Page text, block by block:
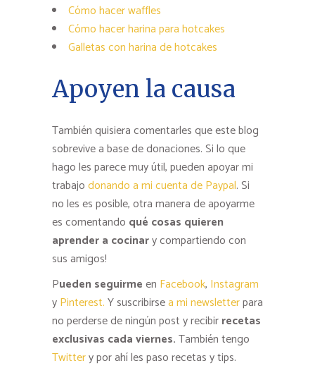
Cómo hacer waffles
Cómo hacer harina para hotcakes
Galletas con harina de hotcakes
Apoyen la causa
También quisiera comentarles que este blog
sobrevive a base de donaciones. Si lo que
hago les parece muy útil, pueden apoyar mi
trabajodonando a mi cuenta de Paypal. Si
no les es posible, otra manera de apoyarme
es comentando qué cosas quieren
aprender a cocinary compartiendo con
sus amigos!
Pueden seguirmeen Facebook, Instagram
yPinterest.Y suscribirsea mi newsletterpara
no perderse de ningún post y recibirrecetas
exclusivas cada viernes.También tengo
Twittery por ahí les paso recetas y tips.